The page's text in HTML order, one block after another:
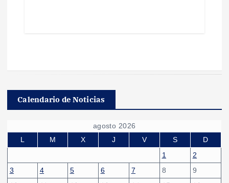
Calendario de Noticias
agosto 2026
L
M X J V S
D
1
2
3
4 5 6 7 8
9